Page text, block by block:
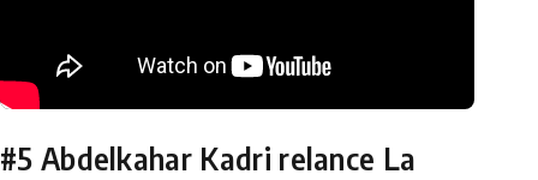
#5 Abdelkahar Kadri relance La